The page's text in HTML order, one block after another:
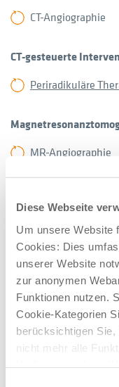
Diese Webseite
Um unsere Website
Cookies: Dies
unserer Website
zur anonymen
Funktionen nutzen.
Cookie-Kategorien
berücksichtigen Sie,
nicht mehr alle
CT-Angiographie
CT-gesteuerte
Periradikuläre
MR-Angiographie
Unser Team
Bergisch